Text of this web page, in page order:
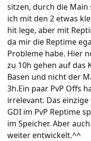
sitzen, durch die Main
ich mit den 2 etwas
hit lege, aber mit
da mir die Reptime
Probleme habe. Hier
zu 10h gehen auf das
Basen und nicht der
3h.Ein paar PvP Offs
irrelevant. Das
GDI im PvP Reptime
im Speicher. Aber
weiter entwickelt.^^